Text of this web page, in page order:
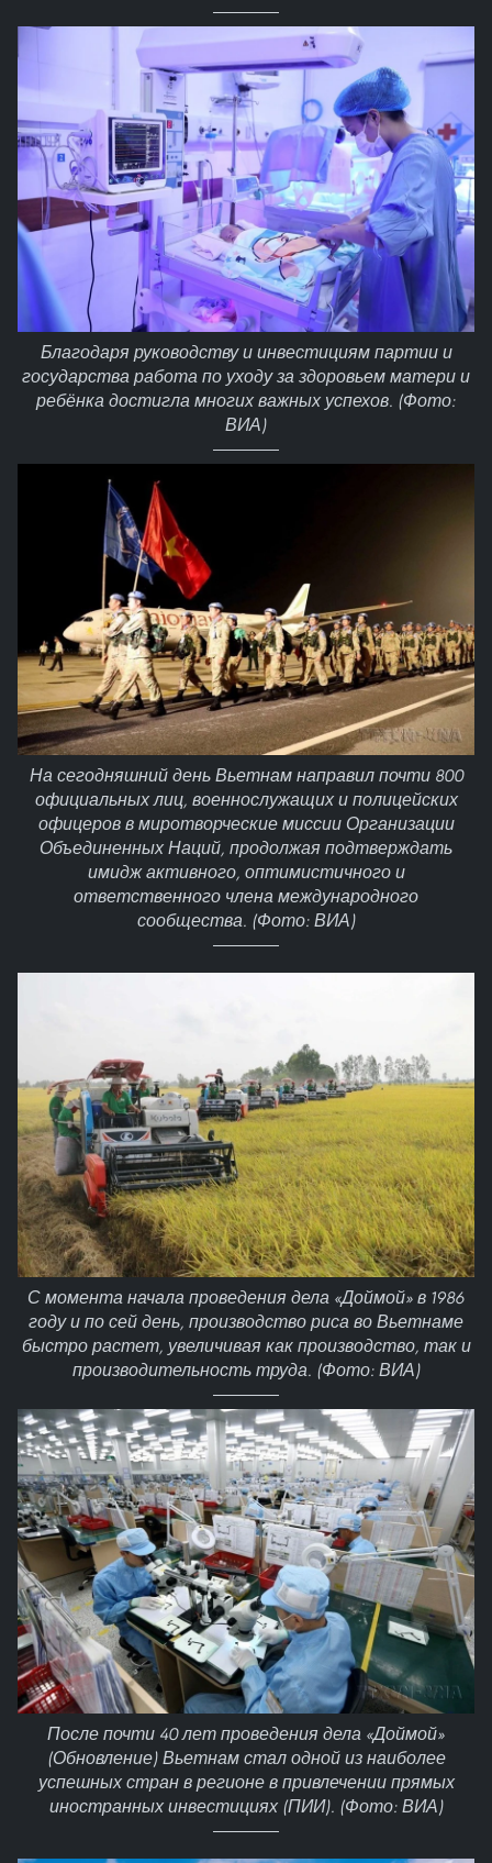
Благодаря руководству и инвестициям партии и
государства работа по уходу за здоровьем матери и
ребёнка достигла многих важных успехов. (Фото:
ВИА)
На сегодняшний день Вьетнам направил почти 800
официальных лиц, военнослужащих и полицейских
офицеров в миротворческие миссии Организации
Объединенных Наций, продолжая подтверждать
имидж активного, оптимистичного и
ответственного члена международного
сообщества. (Фото: ВИА)
С момента начала проведения дела «Доймой» в 1986
году и по сей день, производство риса во Вьетнаме
быстро растет, увеличивая как производство, так и
производительность труда. (Фото: ВИА)
После почти 40 лет проведения дела «Доймой»
(Обновление) Вьетнам стал одной из наиболее
успешных стран в регионе в привлечении прямых
иностранных инвестициях (ПИИ). (Фото: ВИА)